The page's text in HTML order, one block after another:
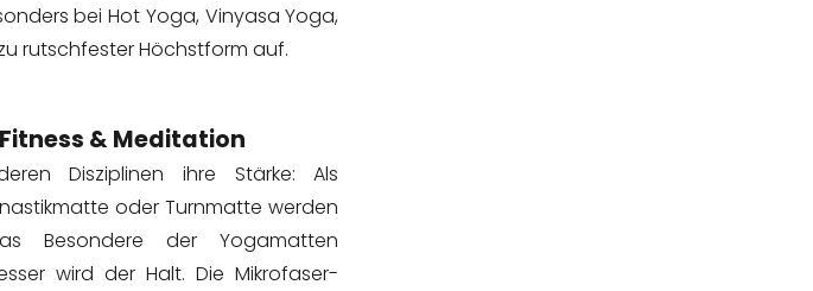
bei Hot Yoga, Vinyasa Yoga,
rutschfester Höchstform auf.
& Meditation
Disziplinen ihre Stärke: Als
oder Turnmatte werden
Besondere der Yogamatten
wird der Halt. Die Mikrofaser-